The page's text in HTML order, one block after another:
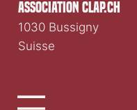
association clap.ch
1030 Bussigny
Suisse